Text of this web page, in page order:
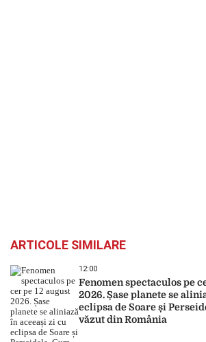
ARTICOLE SIMILARE
12:00
Fenomen spectaculos pe
2026. Șase planete se
eclipsa de Soare și
văzut din România